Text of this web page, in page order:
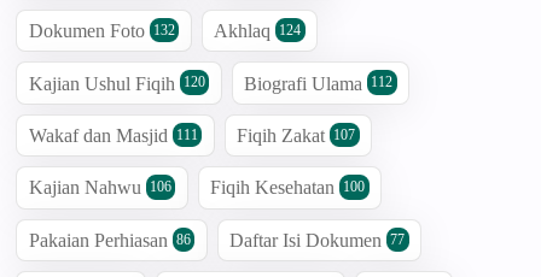
Dokumen Foto 132 Akhlaq 124
Kajian Ushul Fiqih 120 Biografi Ulama 112
Wakaf dan Masjid 111 Fiqih Zakat 107
Kajian Nahwu 106 Fiqih Kesehatan 100
Pakaian Perhiasan 86 Daftar Isi Dokumen 77